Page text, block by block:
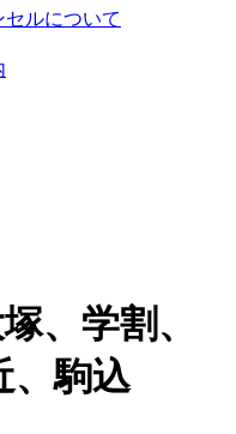
ルについて
、学割、
、駒込